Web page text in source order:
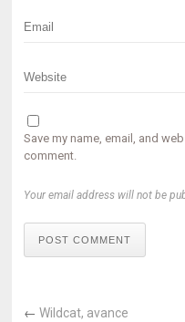
Save my name, email, and
comment.
Your email address will not be
POST COMMENT
←Wildcat, avance